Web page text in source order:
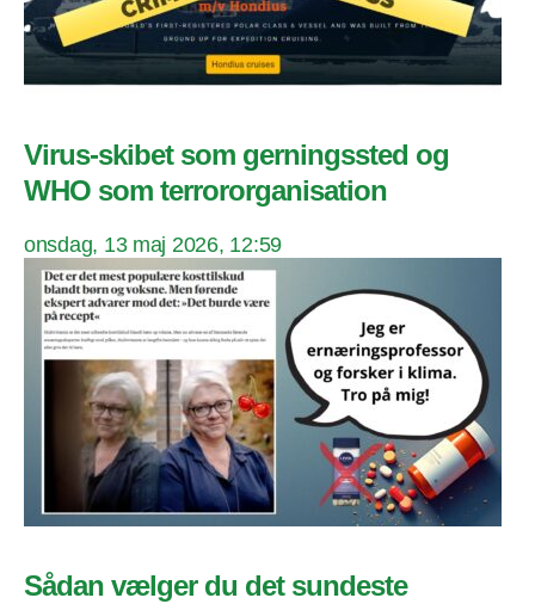
Virus-skibet som gerningssted og
WHO som terrororganisation
onsdag, 13 maj 2026, 12:59
Sådan vælger du det sundeste